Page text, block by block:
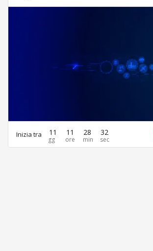
Inizia tra 11 11 28 32